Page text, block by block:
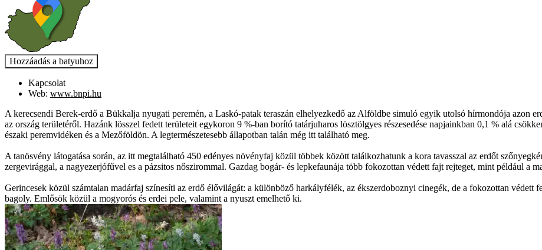
Kapcsolat
Web: www.bnpi.hu
A kerecsendi Berek-erdő a Bükkalja nyugati peremén, a Laskó-patak teraszán elhelyezkedő az Alföldbe simuló egyik utolsó hírmondója azon
az ország területéről. Hazánk lösszel fedett területeit egykoron 9 %-ban borító tatárjuharos lösztölgyes részesedése napjainkban 0,1 % alá
északi peremvidéken és a Mezőföldön. A legtermészetesebb állapotban talán még itt található meg.
A tanösvény látogatása során, az itt megtalálható 450 edényes növényfaj közül többek között találkozhatunk a kora tavasszal az erdőt
zergevirággal, a nagyezerjófűvel es a pázsitos nőszirommal. Gazdag bogár- és lepkefaunája több fokozottan védett fajt rejteget, mint például a
Gerincesek közül számtalan madárfaj színesíti az erdő élővilágát: a különböző harkályfélék, az ékszerdoboznyi cinegék, de a fokozottan
bagoly. Emlősök közül a mogyorós és erdei pele, valamint a nyuszt emelhető ki.